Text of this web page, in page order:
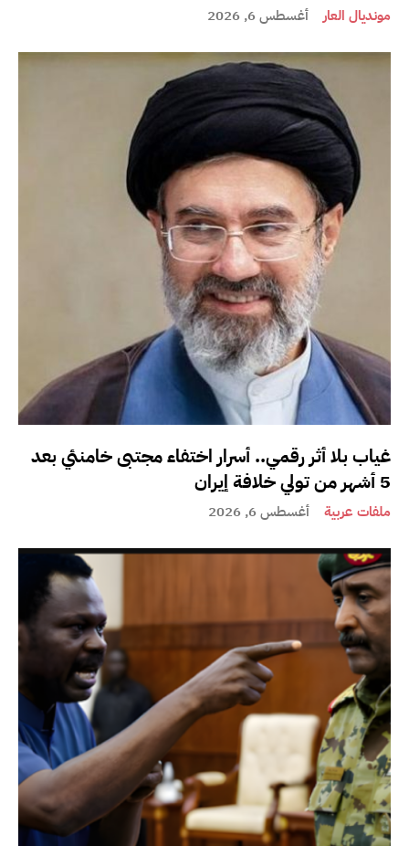
مونديال العار أغسطس 6, 2026
غياب بلا أثر رقمي.. أسرار اختفاء مجتبى خامنئي بعد
5 أشهر من تولي خلافة إيران
ملفات عربية أغسطس 6, 2026